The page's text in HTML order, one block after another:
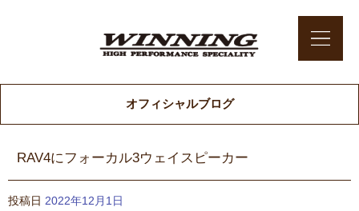
オフィシャルブログ
RAV4にフォーカル3ウェイスピーカー
投稿日 2022年12月1日